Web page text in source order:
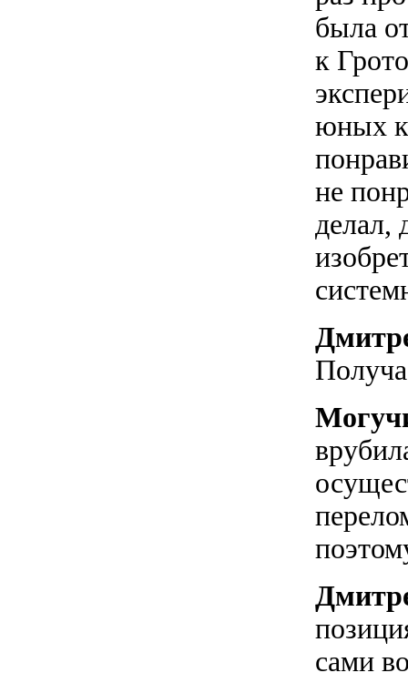
была
к
юных
не
делал,
сами